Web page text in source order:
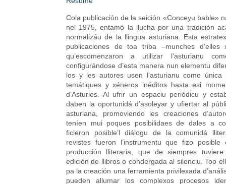
Cola publicación de la seición «Conceyu bable»
nel 1975, entamó la llucha por una tradición
normalizáu de la llingua asturiana. Esta
publicaciones de toa triba –munches d’elles
qu’escomenzaron a utilizar l’asturianu
configurándose d’esta manera nun elementu
los y les autores usen l’asturianu como única
temátiques y xéneros inéditos hasta esi
d’Asturies. Al ufrir un espaciu periódicu y
daben la oportunidá d’asoleyar y ufiertar al
asturiana, promoviendo les creaciones
teníen mui poques posibilidaes de dales a
ficieron posible’l diálogu de la comunidá
revistes fueron l’instrumentu que fizo
producción lliteraria, que de siempres
edición de llibros o condergada al silenciu. Too
pa la creación una ferramienta privilexada
pueden allumar los complexos procesos